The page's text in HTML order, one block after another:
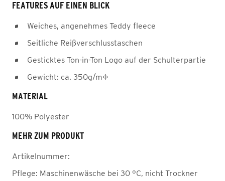
FEATURES AUF EINEN BLICK
Weiches, angenehmes Teddy fleece
Seitliche Reißverschlusstaschen
Gesticktes Ton-in-Ton Logo auf der Schulterpartie
Gewicht: ca. 350g/m²
MATERIAL
100% Polyester
MEHR ZUM PRODUKT
Artikelnummer:
Pflege: Maschinenwäsche bei 30 °C, nicht Trockner